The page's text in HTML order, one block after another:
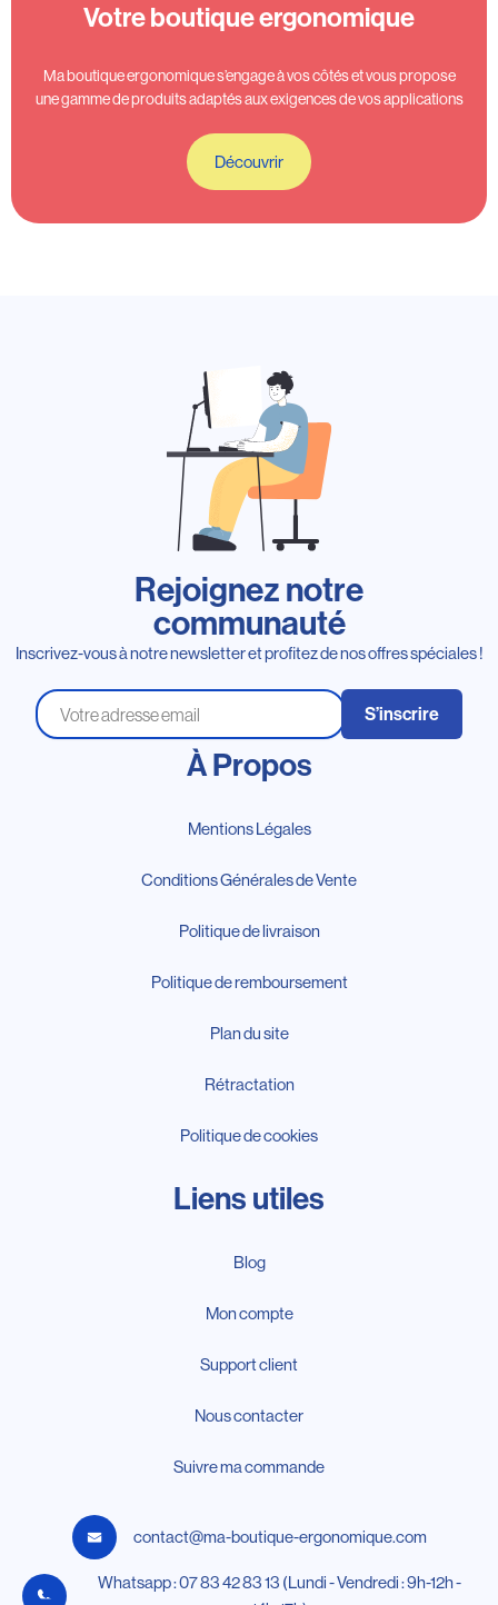
Votre boutique ergonomique
Ma boutique ergonomique s’engage à vos côtés et vous propose
une gamme de produits adaptés aux exigences de vos applications
Découvrir
Rejoignez notre
communauté
Inscrivez-vous à notre newsletter et profitez de nos offres spéciales !
S’inscrire
À Propos
Mentions Légales
Conditions Générales de Vente
Politique de livraison
Politique de remboursement
Plan du site
Rétractation
Politique de cookies
Liens utiles
Blog
Mon compte
Support client
Nous contacter
Suivre ma commande
contact@ma-boutique-ergonomique.com
Whatsapp : 07 83 42 83 13 (Lundi - Vendredi : 9h-12h -